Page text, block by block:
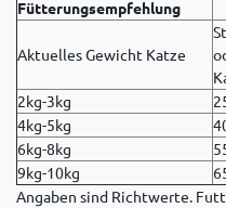
Fütterungsempfehlung
Aktuelles Gewicht Katze
2kg-3kg
4kg-5kg
6kg-8kg
9kg-10kg
Angaben sind Richtwerte.